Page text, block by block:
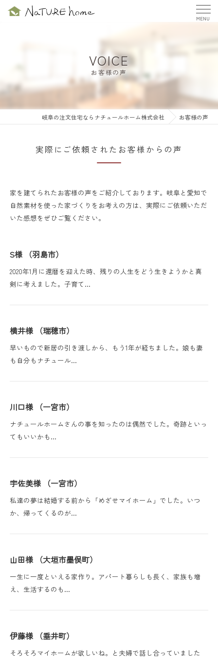
VOICE
お客様の声
岐阜の注文住宅ならナチュールホーム株式会社 お客様の声
実際にご依頼されたお客様からの声
家を建てられたお客様の声をご紹介しております。岐阜と愛知で
自然素材を使った家づくりをお考えの方は、実際にご依頼いただ
いた感想をぜひご覧ください。
S様 （羽島市）
2020年1月に還暦を迎えた時、残りの人生をどう生きようかと真
剣に考えました。子育て…
横井様 （瑞穂市）
早いもので新居の引き渡しから、もう1年が経ちました。娘も妻
も自分もナチュール…
川口様 （一宮市）
ナチュールホームさんの事を知ったのは偶然でした。奇跡といっ
てもいいかも…
宇佐美様 （一宮市）
私達の夢は結婚する前から「めざせマイホーム」でした。いつ
か、帰ってくるのが…
山田様 （大垣市墨俣町）
一生に一度といえる家作り。アパート暮らしも長く、家族も増
え、生活するのも…
伊藤様 （垂井町）
そろそろマイホームが欲しいね。と夫婦で話し合っていました